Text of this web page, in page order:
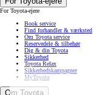
For Toyota-ejere
Book service
Find forhandler & værksted
Om Toyota service
Reservedele & tilbehør
Dig & din Toyota
Sikkerhed
Toyota Relax
Sikkerhedskampagner
MyToyota
Om Toyota